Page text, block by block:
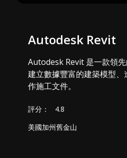
Autodesk Revit
Autodesk Revit 是一款領
建立數據豐富的建築模型
作施工文件。
評分：
4.8
美國加州舊金山